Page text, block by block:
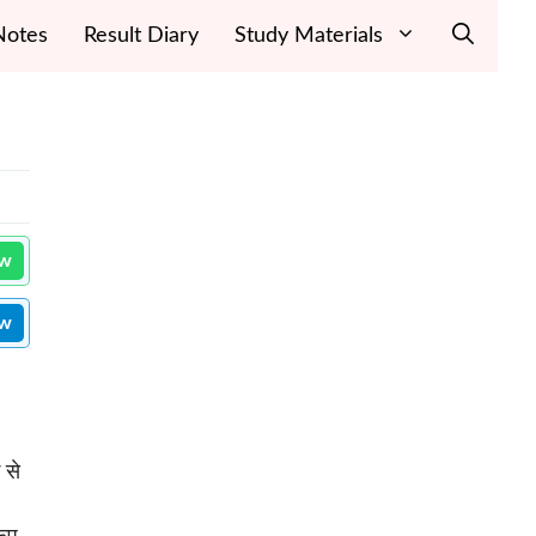
Result Diary Study Materials
से